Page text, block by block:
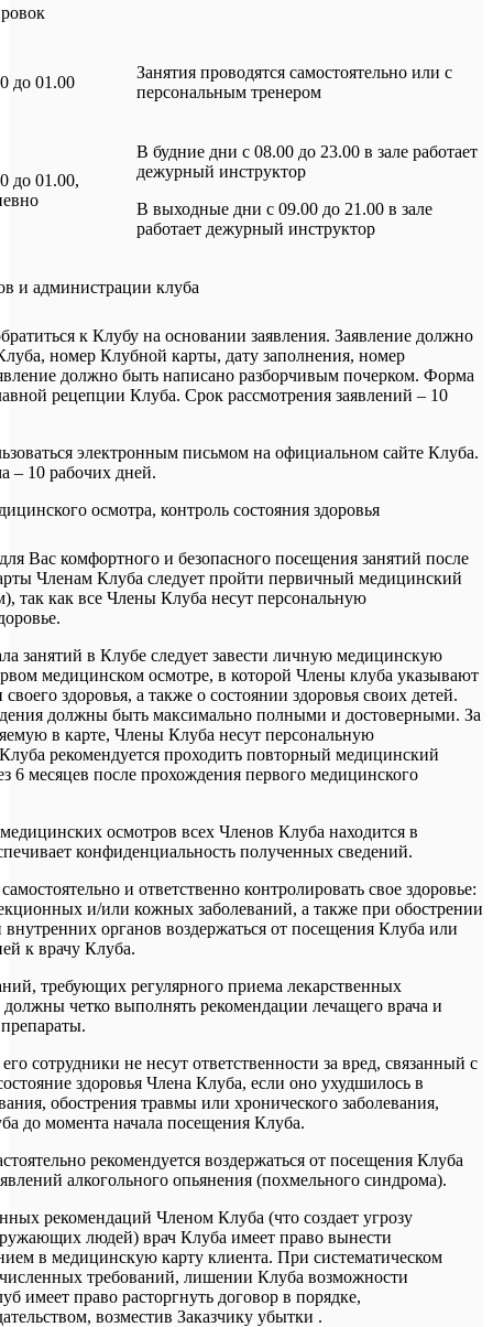
до 01.00
Занятия проводятся самостоятельно или с
персональным тренером
до 01.00,
В будние дни с 08.00 до 23.00 в зале работает
дежурный инструктор
В выходные дни с 09.00 до 21.00 в зале
работает дежурный инструктор
и администрации клуба
к Клубу на основании заявления. Заявление должно
номер Клубной карты, дату заполнения, номер
должно быть написано разборчивым почерком. Форма
рецепции Клуба. Срок рассмотрения заявлений – 10
электронным письмом на официальном сайте Клуба.
– 10 рабочих дней.
осмотра, контроль состояния здоровья
Вас комфортного и безопасного посещения занятий после
Членам Клуба следует пройти первичный медицинский
так как все Члены Клуба несут персональную
занятий в Клубе следует завести личную медицинскую
медицинском осмотре, в которой Члены клуба указывают
здоровья, а также о состоянии здоровья своих детей.
должны быть максимально полными и достоверными. За
в карте, Члены Клуба несут персональную
рекомендуется проходить повторный медицинский
6 месяцев после прохождения первого медицинского
осмотров всех Членов Клуба находится в
конфиденциальность полученных сведений.
и ответственно контролировать свое здоровье:
и/или кожных заболеваний, а также при обострении
внутренних органов воздержаться от посещения Клуба или
к врачу Клуба.
требующих регулярного приема лекарственных
четко выполнять рекомендации лечащего врача и
сотрудники не несут ответственности за вред, связанный с
здоровья Члена Клуба, если оно ухудшилось в
обострения травмы или хронического заболевания,
до момента начала посещения Клуба.
рекомендуется воздержаться от посещения Клуба
алкогольного опьянения (похмельного синдрома).
рекомендаций Членом Клуба (что создает угрозу
людей) врач Клуба имеет право вынести
в медицинскую карту клиента. При систематическом
требований, лишении Клуба возможности
имеет право расторгнуть договор в порядке,
возместив Заказчику убытки .